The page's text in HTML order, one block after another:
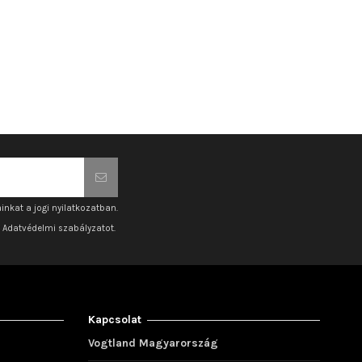
a jogi nyilatkozatban.
szabályzatot.
Kapcsolat
Vogtland Magyarország